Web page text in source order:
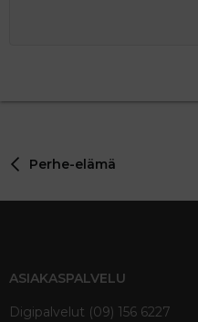
Perhe-elämä
ASIAKASPALVELU
Digipalvelut (09) 156 6227